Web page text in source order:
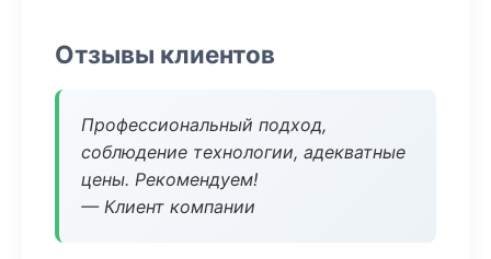
Отзывы клиентов
Профессиональный подход,
соблюдение технологии, адекватные
цены. Рекомендуем!
— Клиент компании